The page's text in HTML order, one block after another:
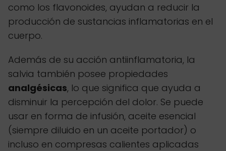
como los flavonoides, ayudan a reducir la
producción de sustancias inflamatorias en el
cuerpo.
Además de su acción antiinflamatoria, la
salvia también posee propiedades
analgésicas, lo que significa que ayuda a
disminuir la percepción del dolor. Se puede
usar en forma de infusión, aceite esencial
(siempre diluido en un aceite portador) o
incluso en compresas calientes aplicadas